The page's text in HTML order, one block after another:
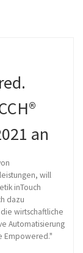
an
will
inTouch
dazu
wirtschaftliche
Automatisierung
Empowered."